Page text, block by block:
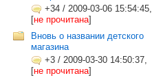
+34 / 2009-03-06 15:54:45,
[не прочитана]
Вновь о названии детского
магазина
+3 / 2009-03-30 14:50:37,
[не прочитана]